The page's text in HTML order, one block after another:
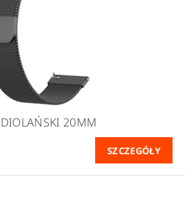
20MM
SZCZEGÓŁY